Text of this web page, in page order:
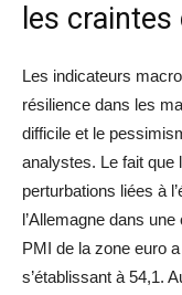
les
Les indicateurs
résilience dans les
difficile et le
analystes. Le fait que
perturbations liées à
l’Allemagne dans
PMI de la zone euro
s’établissant à 54,1.